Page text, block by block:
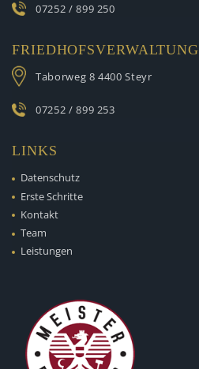
07252 / 899 250
FRIEDHOFSVERWALTUNG
Taborweg 8 4400 Steyr
07252 / 899 253
LINKS
Datenschutz
Erste Schritte
Kontakt
Team
Leistungen